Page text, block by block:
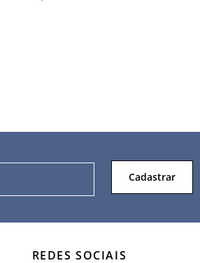
Cadastrar
REDES SOCIAIS